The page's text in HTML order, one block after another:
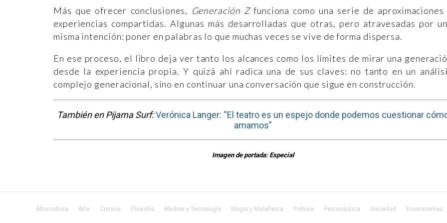
Más que ofrecer conclusiones, Generación Z funciona como una serie de aproximaciones
experiencias compartidas. Algunas más desarrolladas que otras, pero atravesadas por
misma intención: poner en palabras lo que muchas veces se vive de forma dispersa.
En ese proceso, el libro deja ver tanto los alcances como los límites de mirar una
desde la experiencia propia. Y quizá ahí radica una de sus claves: no tanto en un
complejo generacional, sino en continuar una conversación que sigue en construcción.
También en Pijama Surf:Verónica Langer: “El teatro es un espejo donde podemos cuestionar
amamos”
Imagen de portada: Especial
Altercultura Arte Ciencia Filosofía Medios y Tecnología Magia y Metafísica Política Psiconáutica Sociedad Ecosistemas